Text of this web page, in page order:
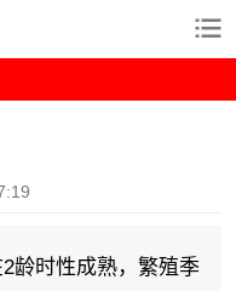
龄时性成熟，繁殖季